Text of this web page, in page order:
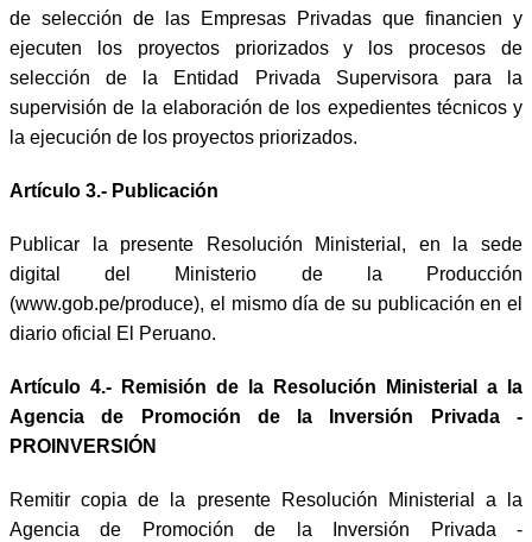
de selección de las Empresas Privadas que financien y
ejecuten los proyectos priorizados y los procesos de
selección de la Entidad Privada Supervisora para la
supervisión de la elaboración de los expedientes técnicos y
la ejecución de los proyectos priorizados.
Artículo 3.- Publicación
Publicar la presente Resolución Ministerial, en la sede
digital del Ministerio de la Producción
(www.gob.pe/produce), el mismo día de su publicación en el
diario oficial El Peruano.
Artículo 4.-
Remisión de la Resolución Ministerial a la
Agencia de Promoción de la Inversión Privada -
PROINVERSIÓN
Remitir copia de la presente Resolución Ministerial a la
Agencia de Promoción de la Inversión Privada -